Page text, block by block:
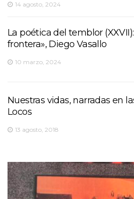
14 agosto, 2024
La poética del temblor
frontera», Diego Vasallo
10 marzo, 2024
Nuestras vidas, narradas en
Locos
13 agosto, 2018